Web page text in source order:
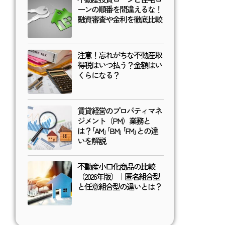
ーンの順番を間違えるな！
融資審査や金利を徹底比較
注意！忘れがちな不動産取
得税はいつ払う？金額はい
くらになる？
賃貸経営のプロパティマネ
ジメント（PM）業務と
は？｢AM｣｢BM｣｢FM｣との違
いを解説
不動産小口化商品の比較
（2026年版）｜匿名組合型
と任意組合型の違いとは？